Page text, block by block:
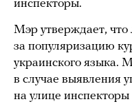
инспекторы.
Мэр утверждает,
за популяризацию
украинского языка.
в случае выявления
на улице инспекторы